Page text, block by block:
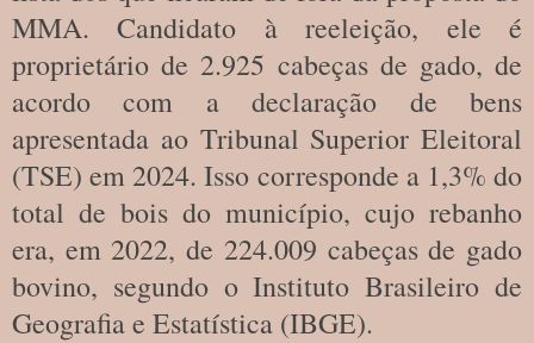
MMA. Candidato à reeleição, ele é
proprietário de 2.925 cabeças de gado, de
acordo com a declaração de bens
apresentada ao Tribunal Superior Eleitoral
(TSE) em 2024. Isso corresponde a 1,3% do
total de bois do município, cujo rebanho
era, em 2022, de 224.009 cabeças de gado
bovino, segundo o Instituto Brasileiro de
Geografia e Estatística (IBGE).